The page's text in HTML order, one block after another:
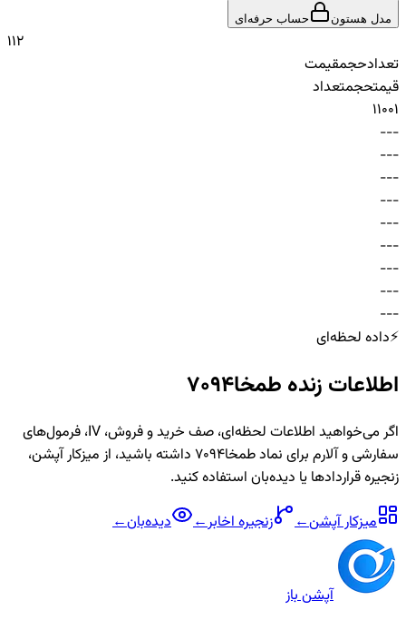
مدل هستون حساب حرفه‌ای
112
تعدادحجمقیمت
قیمتحجمتعداد
11001
-
-
-
-
-
-
-
-
-
-
-
-
-
-
-
-
-
-
-
-
-
-
-
-
-
-
-
⚡داده لحظه‌ای
اطلاعات زنده طمخا7094
اگر می‌خواهید اطلاعات لحظه‌ای، صف خرید و فروش، IV، فرمول‌های
سفارشی و آلارم برای نمادطمخا7094
داشته باشید، از میزکار آپشن،
زنجیره قراردادها یا دیده‌بان استفاده کنید.
میزکار آپشن← زنجیرهاخابر← دیده‌بان←
آپشن باز